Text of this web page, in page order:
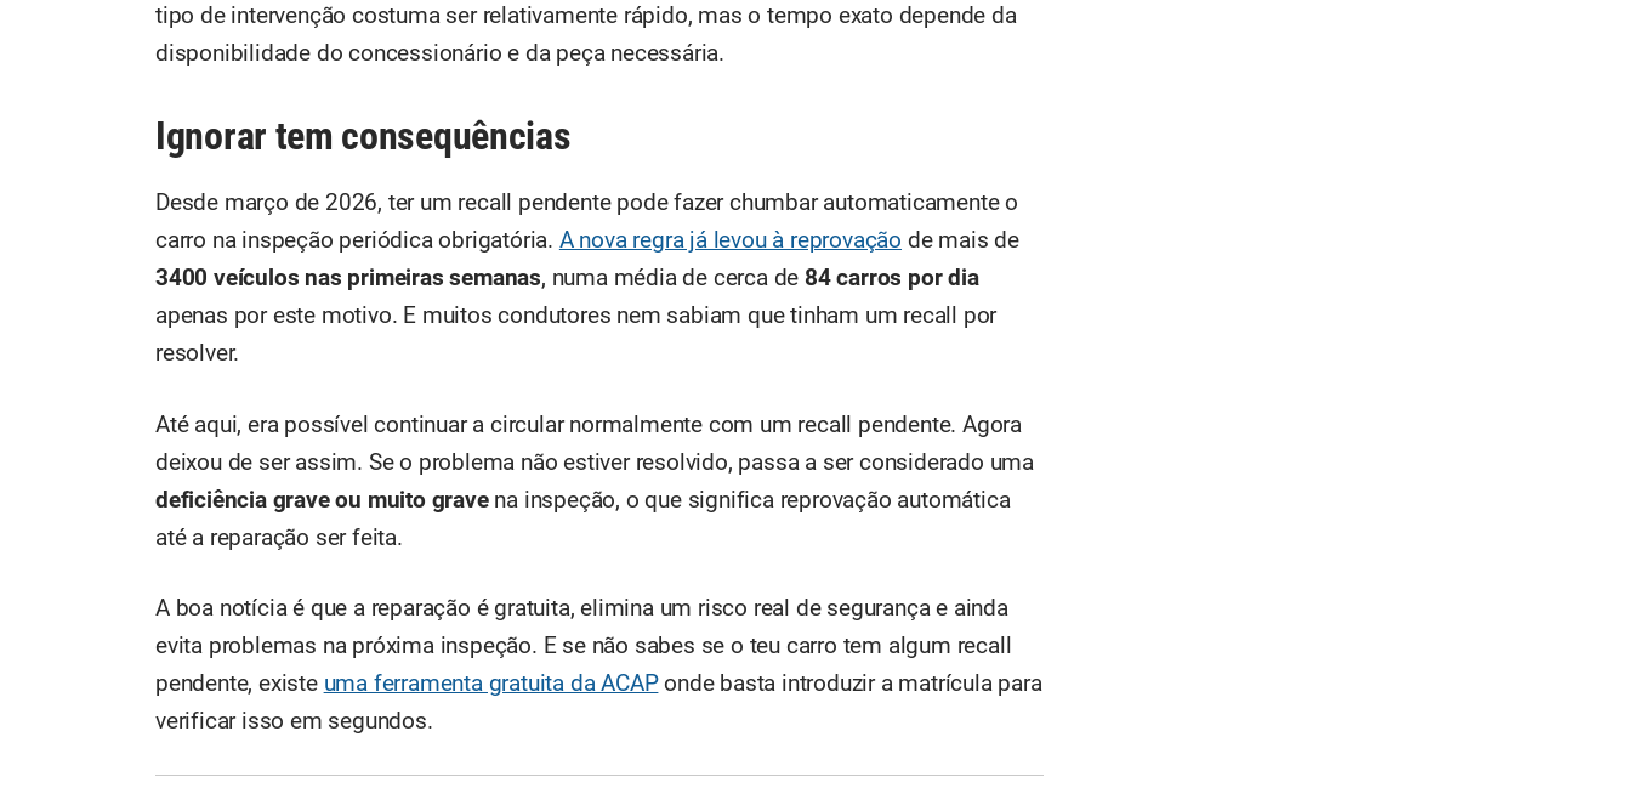
tipo de intervenção costuma ser relativamente rápido, mas o tempo exato depende da
disponibilidade do concessionário e da peça necessária.
Ignorar tem consequências
Desde março de 2026, ter um recall pendente pode fazer chumbar automaticamente o
carro na inspeção periódica obrigatória. A nova regra já levou à reprovação de mais de
3400 veículos nas primeiras semanas, numa média de cerca de 84 carros por dia
apenas por este motivo. E muitos condutores nem sabiam que tinham um recall por
resolver.
Até aqui, era possível continuar a circular normalmente com um recall pendente. Agora
deixou de ser assim. Se o problema não estiver resolvido, passa a ser considerado uma
deficiência grave ou muito gravena inspeção, o que significa reprovação automática
até a reparação ser feita.
A boa notícia é que a reparação é gratuita, elimina um risco real de segurança e ainda
evita problemas na próxima inspeção. E se não sabes se o teu carro tem algum recall
pendente, existe uma ferramenta gratuita da ACAPonde basta introduzir a matrícula para
verificar isso em segundos.